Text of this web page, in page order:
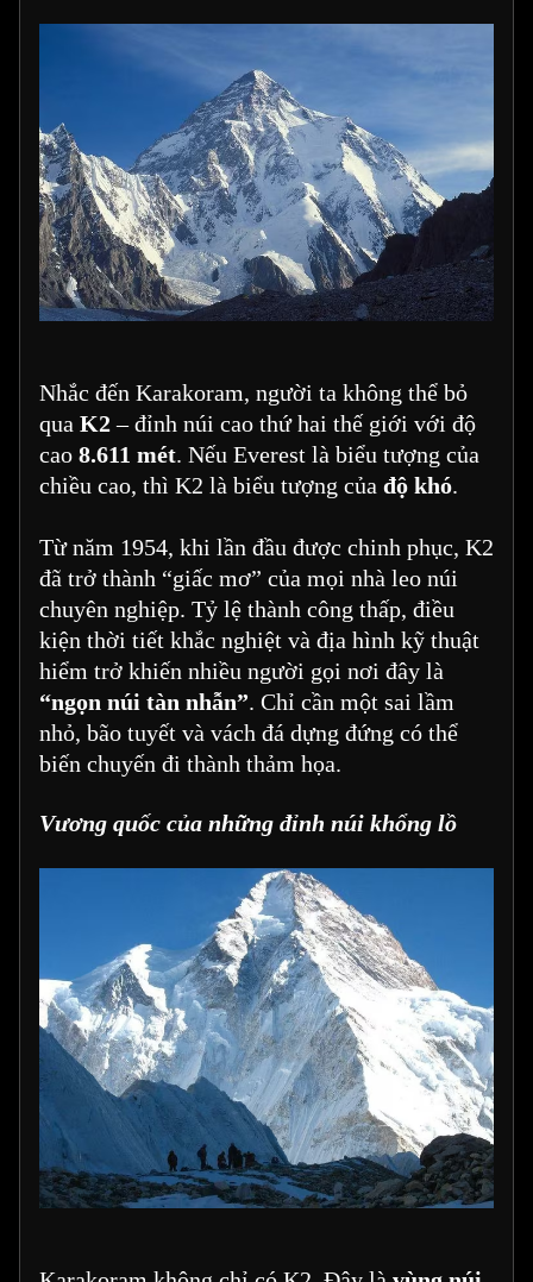
Nhắc đến Karakoram, người ta không thể bỏ
qua K2– đỉnh núi cao thứ hai thế giới với độ
cao 8.611 mét. Nếu Everest là biểu tượng của
chiều cao, thì K2 là biểu tượng của độ khó.
Từ năm 1954, khi lần đầu được chinh phục, K2
đã trở thành “giấc mơ” của mọi nhà leo núi
chuyên nghiệp. Tỷ lệ thành công thấp, điều
kiện thời tiết khắc nghiệt và địa hình kỹ thuật
hiểm trở khiến nhiều người gọi nơi đây là
“ngọn núi tàn nhẫn”. Chỉ cần một sai lầm
nhỏ, bão tuyết và vách đá dựng đứng có thể
biến chuyến đi thành thảm họa.
Vương quốc của những đỉnh núi khổng lồ